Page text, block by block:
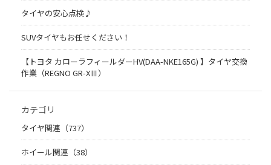
タイヤの安心点検♪
SUVタイヤもお任せください！
【トヨタ カローラフィールダーHV(DAA-NKE165G) 】タイヤ交換
作業（REGNO GR-XⅢ）
カテゴリ
タイヤ関連（737）
ホイール関連（38）